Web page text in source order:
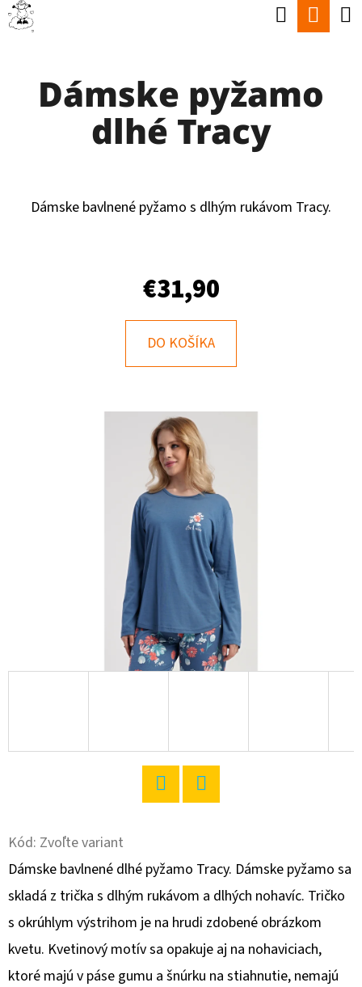
Prejsť
Hľadať
Dámske pyžamo
dlhé Tracy
Dámske bavlnené pyžamo s dlhým rukávom Tracy.
€31,90
DO KOŠÍKA
Kód: Zvoľte variant
Dámske bavlnené dlhé pyžamo Tracy. Dámske pyžamo sa
skladá z trička s dlhým rukávom a dlhých nohavíc. Tričko
s okrúhlym výstrihom je na hrudi zdobené obrázkom
kvetu. Kvetinový motív sa opakuje aj na nohaviciach,
ktoré majú v páse gumu a šnúrku na stiahnutie, nemajú
K
O
HĽADAŤ
R
Ú
Č
A
M
E